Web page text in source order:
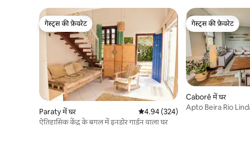
गेस्ट्स की फ़ेवरेट
गेस्ट्स की फ़ेवरेट
Paraty में घर औसत रेटिंग 5 में से 4.94, 324 समीक्षाएँ
4.94 (324)
ऐतिहासिक केंद्र के बगल में इनडोर गार्डन वाला घर
गेस्ट्स की फ़ेवरेट
गेस्ट्स की फ़ेवरेट
Caborê में घर
Apto Beira Rio